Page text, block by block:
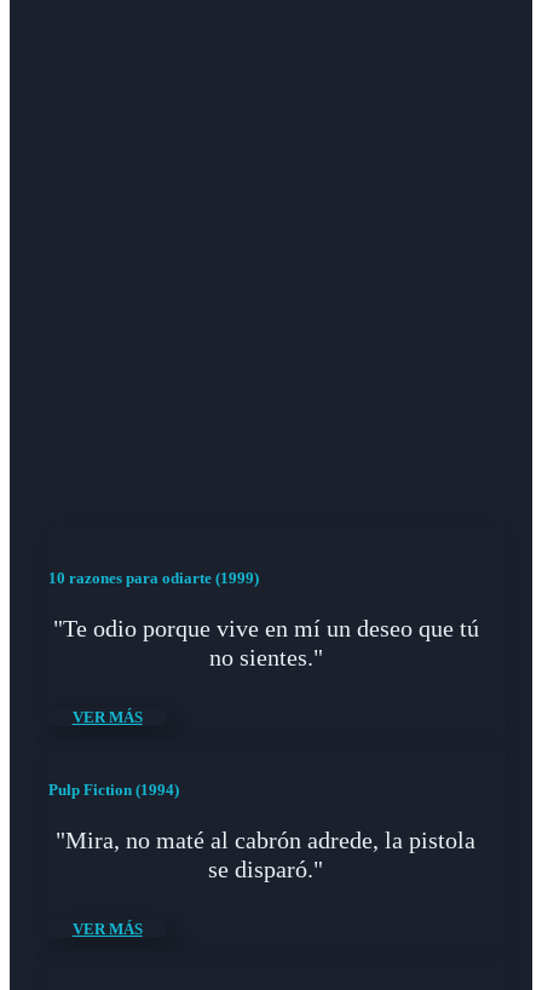
10 razones para odiarte (1999)
"Te odio porque vive en mí un deseo que tú
no sientes."
VER MÁS
Pulp Fiction (1994)
"Mira, no maté al cabrón adrede, la pistola
se disparó."
VER MÁS